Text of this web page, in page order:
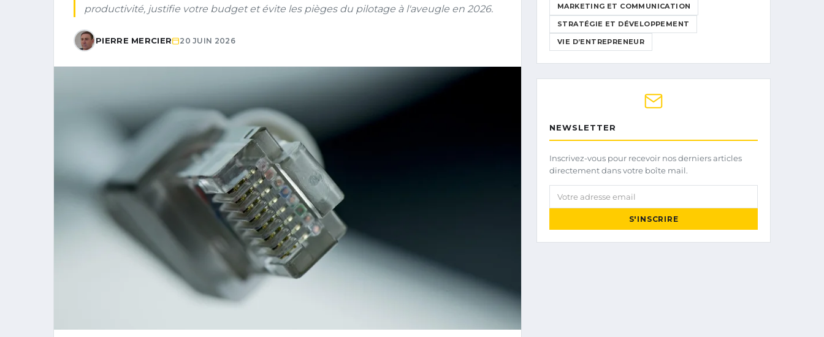
productivité, justifie votre budget et évite les pièges du pilotage à l'aveugle en 2026.
PIERRE MERCIER 20 JUIN 2026
MARKETING ET COMMUNICATION
STRATÉGIE ET DÉVELOPPEMENT
VIE D’ENTREPRENEUR
NEWSLETTER
Inscrivez-vous pour recevoir nos derniers articles
directement dans votre boîte mail.
Votre adresse email
S'INSCRIRE